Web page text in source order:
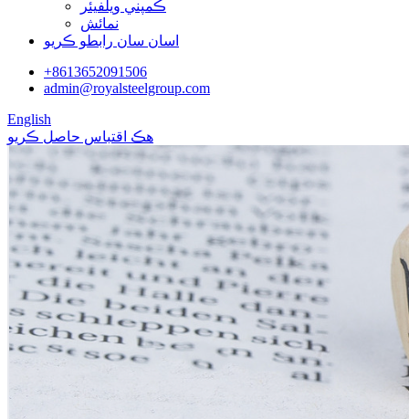
ڪمپني ويلفيئر
نمائش
اسان سان رابطو ڪريو
+8613652091506
admin@royalsteelgroup.com
English
هڪ اقتباس حاصل ڪريو